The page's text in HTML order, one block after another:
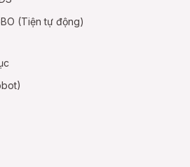
(Tiện tự động)